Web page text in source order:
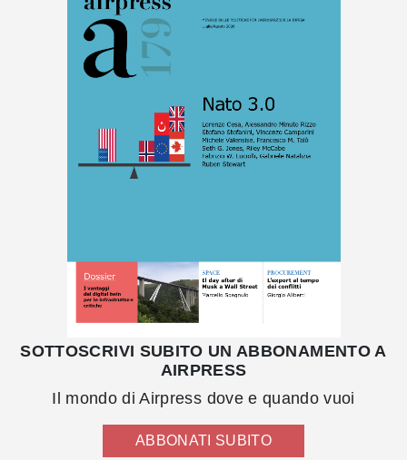
SOTTOSCRIVI SUBITO UN ABBONAMENTO A
AIRPRESS
Il mondo di Airpress dove e quando vuoi
ABBONATI SUBITO